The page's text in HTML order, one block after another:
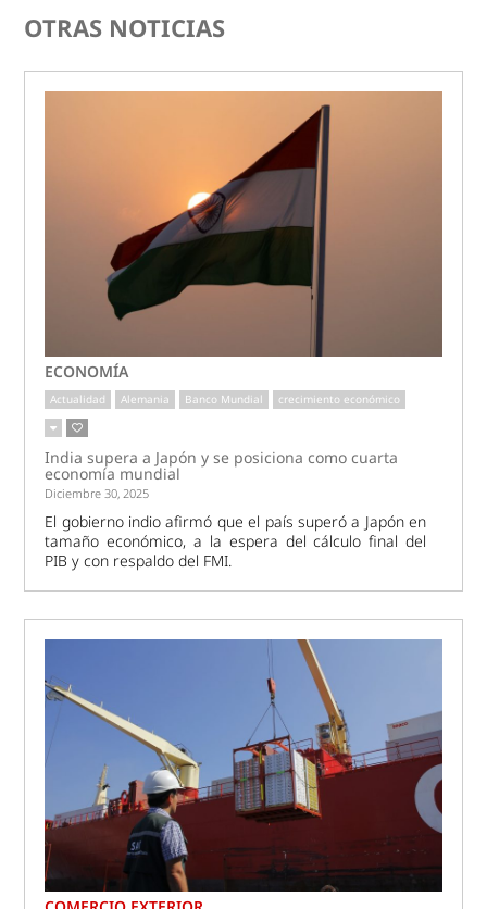
OTRAS NOTICIAS
ECONOMÍA
Actualidad Alemania Banco Mundial crecimiento económico
India supera a Japón y se posiciona como cuarta
economía mundial
Diciembre 30, 2025
El gobierno indio afirmó que el país superó a Japón en
tamaño económico, a la espera del cálculo final del
PIB y con respaldo del FMI.